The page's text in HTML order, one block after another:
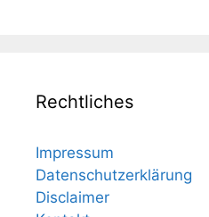
Rechtliches
Impressum
Datenschutzerklärung
Disclaimer